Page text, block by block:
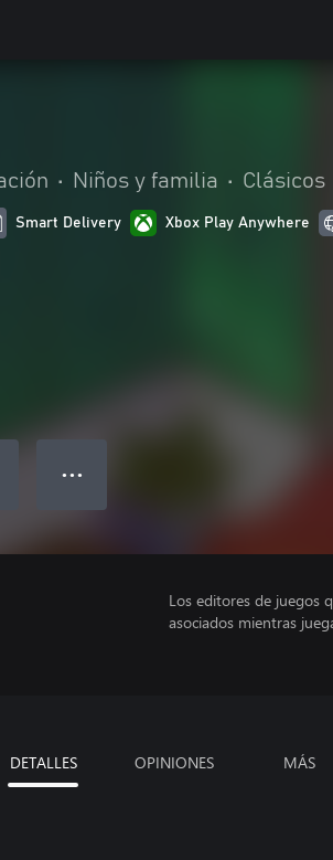
• Niños y familia • Clásicos
Smart Delivery Xbox Play Anywhere
● ● ●
Los editores de juegos
asociados mientras
DETALLES OPINIONES MÁS